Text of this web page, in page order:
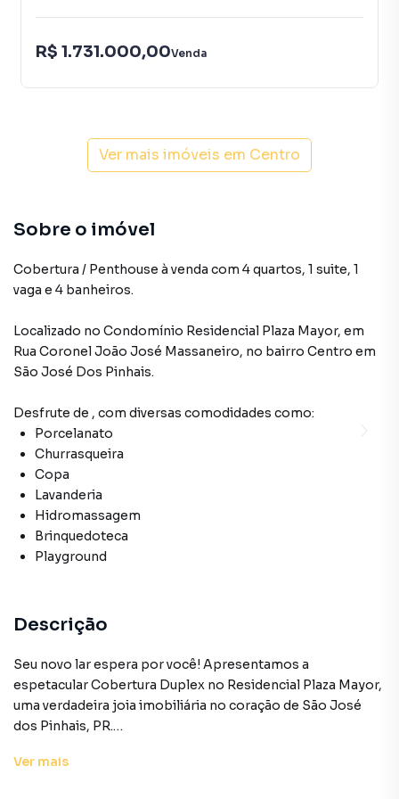
R$ 1.731.000,00Venda
Ver mais imóveis em Centro
Sobre o imóvel
Cobertura / Penthouse à venda com 4 quartos, 1 suite, 1
vaga e 4 banheiros.
Localizado no Condomínio Residencial Plaza Mayor, em
Rua Coronel João José Massaneiro, no bairro Centro em
São José Dos Pinhais.
Desfrute de , com diversas comodidades como:
Porcelanato
Churrasqueira
Copa
Lavanderia
Hidromassagem
Brinquedoteca
Playground
Descrição
Seu novo lar espera por você! Apresentamos a
espetacular Cobertura Duplex no Residencial Plaza Mayor,
uma verdadeira joia imobiliária no coração de São José
dos Pinhais, PR.
Localização privilegiada é apenas o começo das vantagens
Ver mais